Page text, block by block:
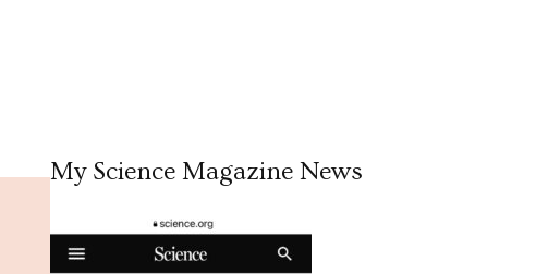
My Science Magazine News